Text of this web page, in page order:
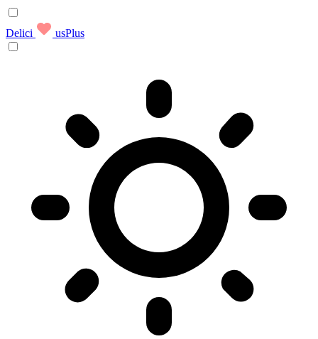
Delici usPlus